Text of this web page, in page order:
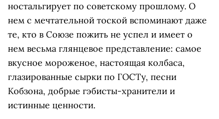
ностальгирует по советскому прошлому. О
нем с мечтательной тоской вспоминают даже
те, кто в Союзе пожить не успел и имеет о
нем весьма глянцевое представление: самое
вкусное мороженое, настоящая колбаса,
глазированные сырки по ГОСТу, песни
Кобзона, добрые гэбисты-хранители и
истинные ценности.